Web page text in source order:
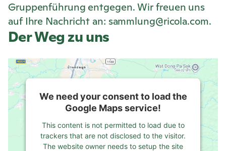
Gruppenführung entgegen. Wir freuen uns
auf Ihre Nachricht an: sammlung@ricola.com.
Der Weg zu uns
We need your consent to load the
Google Maps service!
This content is not permitted to load due to
trackers that are not disclosed to the visitor.
The website owner needs to setup the site